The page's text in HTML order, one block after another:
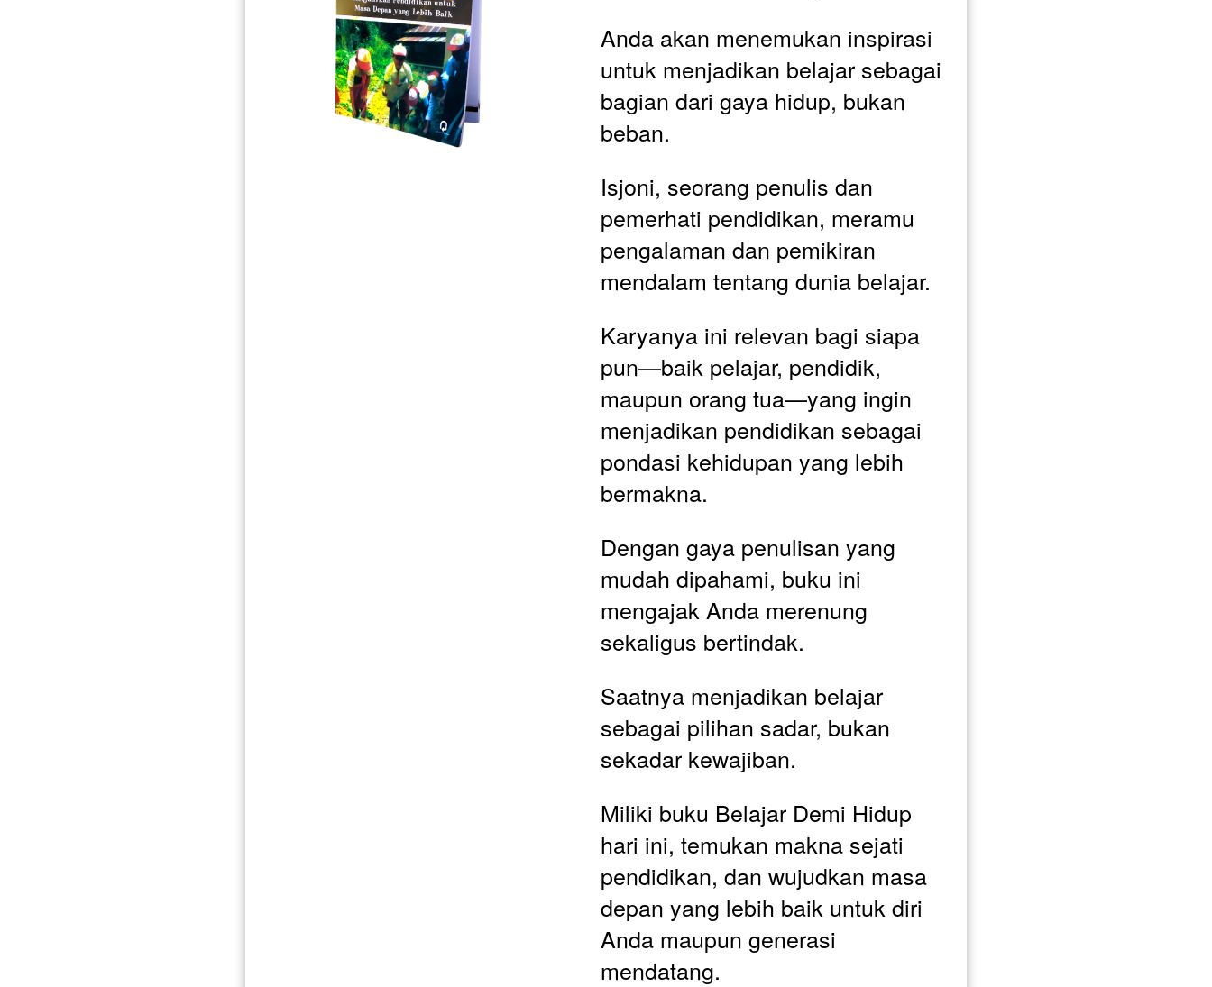
Anda akan menemukan inspirasi
untuk menjadikan belajar sebagai
bagian dari gaya hidup, bukan
beban.
Isjoni, seorang penulis dan
pemerhati pendidikan, meramu
pengalaman dan pemikiran
mendalam tentang dunia belajar.
Karyanya ini relevan bagi siapa
pun—baik pelajar, pendidik,
maupun orang tua—yang ingin
menjadikan pendidikan sebagai
pondasi kehidupan yang lebih
bermakna.
Dengan gaya penulisan yang
mudah dipahami, buku ini
mengajak Anda merenung
sekaligus bertindak.
Saatnya menjadikan belajar
sebagai pilihan sadar, bukan
sekadar kewajiban.
Miliki buku Belajar Demi Hidup
hari ini, temukan makna sejati
pendidikan, dan wujudkan masa
depan yang lebih baik untuk diri
Anda maupun generasi
mendatang.